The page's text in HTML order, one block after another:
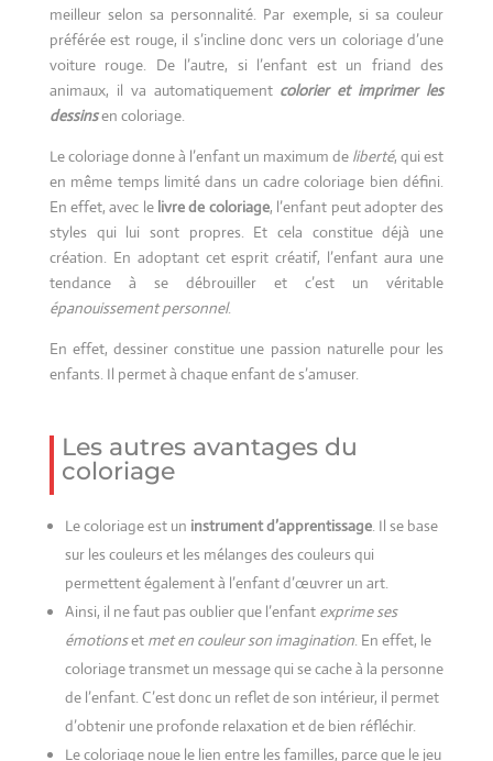
meilleur selon sa personnalité. Par exemple, si sa couleur
préférée est rouge, il s’incline donc vers un coloriage d’une
voiture rouge. De l’autre, si l’enfant est un friand des
animaux, il va automatiquement colorier et imprimer les
dessinsen coloriage.
Le coloriage donne à l’enfant un maximum de liberté, qui est
en même temps limité dans un cadre coloriage bien défini.
En effet, avec le livre de coloriage, l’enfant peut adopter des
styles qui lui sont propres. Et cela constitue déjà une
création. En adoptant cet esprit créatif, l’enfant aura une
tendance à se débrouiller et c’est un véritable
épanouissement personnel.
En effet, dessiner constitue une passion naturelle pour les
enfants. Il permet à chaque enfant de s’amuser.
Les autres avantages du
coloriage
Le coloriage est un instrument d’apprentissage. Il se base
sur les couleurs et les mélanges des couleurs qui
permettent également à l’enfant d’œuvrer un art.
Ainsi, il ne faut pas oublier que l’enfant exprime ses
émotionset met en couleur son imagination. En effet, le
coloriage transmet un message qui se cache à la personne
de l’enfant. C’est donc un reflet de son intérieur, il permet
d’obtenir une profonde relaxation et de bien réfléchir.
Le coloriage noue le lien entre les familles, parce que le jeu